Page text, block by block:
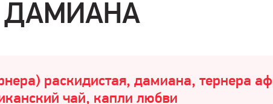
ДАМИАНА
раскидистая, дамиана, тернера
чай, капли любви